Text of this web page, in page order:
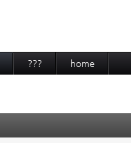
??? home